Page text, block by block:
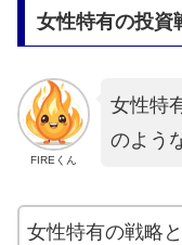
女性特有の投資
FIREくん
女性特
のよう
女性特有の戦略